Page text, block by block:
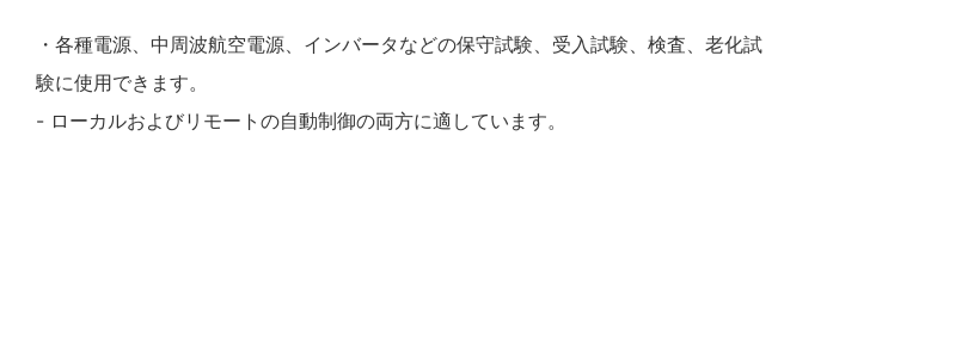
・各種電源、中周波航空電源、インバータなどの保守試験、受入試験、検査、老化試
験に使用できます。
- ローカルおよびリモートの自動制御の両方に適しています。